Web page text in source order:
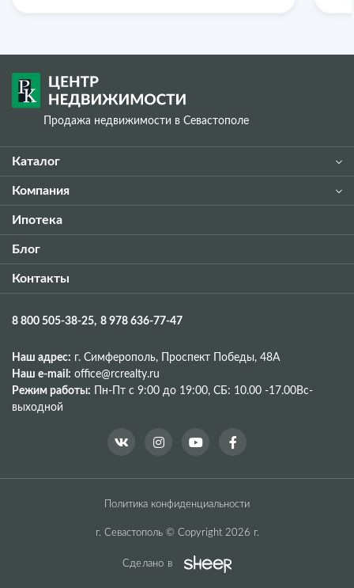
Продажа недвижимости в Севастополе
Каталог
Компания
Ипотека
Блог
Контакты
8 800 505-38-25 8 978 636-77-47
Наш адрес: г. Симферополь, Проспект Победы, 48A
Наш e-mail: office@rcrealty.ru
Режим работы:
Пн-Пт с 9:00 до 19:00, СБ: 10.00 -17.00Вс-
выходной
Политика конфиденциальности
г. Севастополь © Copyright 2026 г.
Сделано в